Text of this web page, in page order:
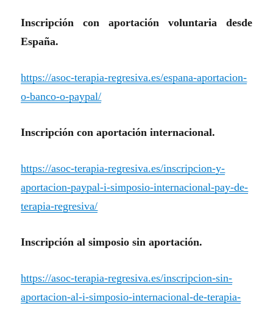
Inscripción con aportación voluntaria desde
España.
https://asoc-terapia-regresiva.es/espana-aportacion-
o-banco-o-paypal/
Inscripción con aportación internacional.
https://asoc-terapia-regresiva.es/inscripcion-y-
aportacion-paypal-i-simposio-internacional-pay-de-
terapia-regresiva/
Inscripción al simposio sin aportación.
https://asoc-terapia-regresiva.es/inscripcion-sin-
aportacion-al-i-simposio-internacional-de-terapia-